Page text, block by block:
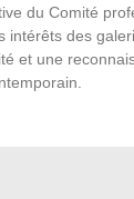
du Comité
intérêts des
et une